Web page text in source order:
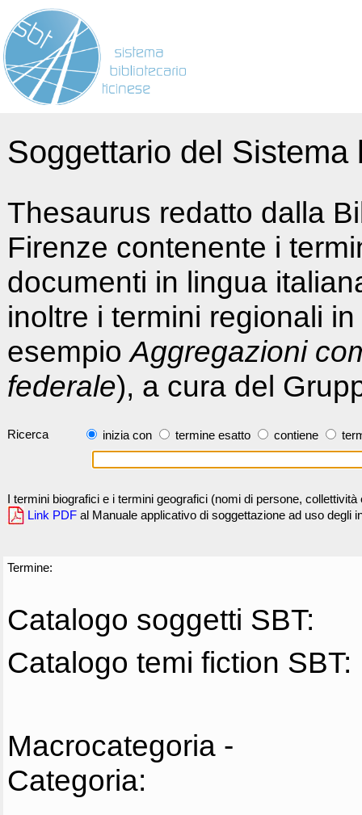
Soggettario del
Thesaurus redatto dalla
Firenze contenente i
documenti in lingua
inoltre i termini regionali
esempioAggregazioni
federale), a cura del
Ricerca inizia con termine esatto contiene
I termini biografici e i termini geografici (nomi di persone,
Link PDF al Manuale applicativo di soggettazione ad uso degli
Termine:
Catalogo soggetti SBT:
Catalogo temi fiction SBT:
Macrocategoria -
Categoria: